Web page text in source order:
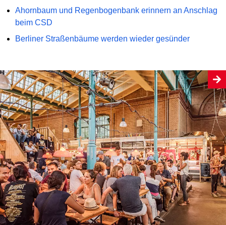
Ahornbaum und Regenbogenbank erinnern an Anschlag
beim CSD
Berliner Straßenbäume werden wieder gesünder